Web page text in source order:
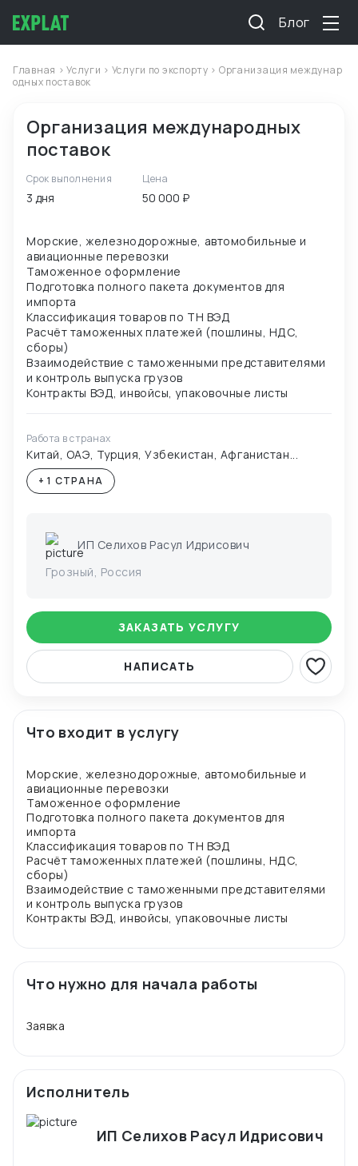
Блог
Главная >Услуги > Услуги по экспорту > Организация междунар
одных поставок
Организация международных
поставок
Срок выполнения
3 дня
Цена
50 000 ₽
Морские, железнодорожные, автомобильные и
авиационные перевозки
Таможенное оформление
Подготовка полного пакета документов для
импорта
Классификация товаров по ТН ВЭД
Расчёт таможенных платежей (пошлины, НДС,
сборы)
Взаимодействие с таможенными представителями
и контроль выпуска грузов
Работа в странах
Китай, ОАЭ, Турция, Узбекистан, Афганистан...
+ 1 СТРАНА
ИП Селихов Расул Идрисович
Грозный, Россия
ЗАКАЗАТЬ УСЛУГУ
НАПИСАТЬ
Что входит в услугу
Морские, железнодорожные, автомобильные и
авиационные перевозки
Таможенное оформление
Подготовка полного пакета документов для
импорта
Классификация товаров по ТН ВЭД
Расчёт таможенных платежей (пошлины, НДС,
сборы)
Взаимодействие с таможенными представителями
и контроль выпуска грузов
Что нужно для начала работы
Исполнитель
ИП Селихов Расул Идрисович